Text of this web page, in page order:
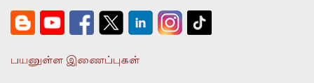
பயனுள்ள இணைப்புகள்